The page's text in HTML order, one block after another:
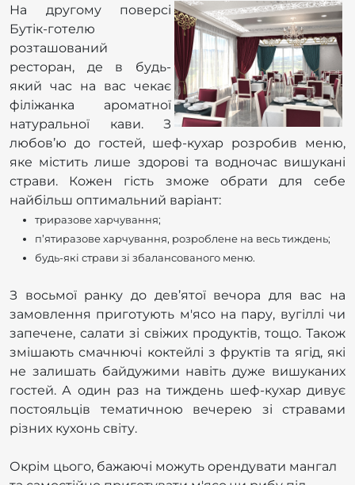
На другому поверсі
Бутік-готелю
розташований
ресторан, де в будь-
який час на вас чекає
філіжанка ароматної
натуральної кави. З
любов’ю до гостей, шеф-кухар розробив меню,
яке містить лише здорові та водночас вишукані
страви. Кожен гість зможе обрати для себе
найбільш оптимальний варіант:
триразове харчування;
п’ятиразове харчування, розроблене на весь тиждень;
будь-які страви зі збалансованого меню.
З восьмої ранку до дев’ятої вечора для вас на
замовлення приготують м'ясо на пару, вугіллі чи
запечене, салати зі свіжих продуктів, тощо. Також
змішають смачнючі коктейлі з фруктів та ягід, які
не залишать байдужими навіть дуже вишуканих
гостей. А один раз на тиждень шеф-кухар дивує
постояльців тематичною вечерею зі стравами
різних кухонь світу.
Окрім цього, бажаючі можуть орендувати мангал